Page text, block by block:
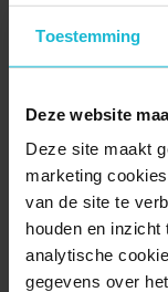
Toestemming
Deze website
Deze site maakt
marketing
van de site te
houden en
analytische
gegevens over